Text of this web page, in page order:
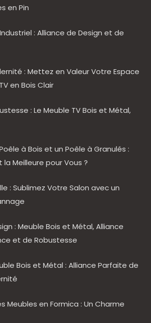
en Pin
: Alliance de Design et de
: Mettez en Valeur Votre Espace
en Bois Clair
: Le Meuble TV Bois et Métal,
à Bois et un Poêle à Granulés :
la Meilleure pour Vous ?
: Sublimez Votre Salon avec un
: Meuble Bois et Métal, Alliance
et de Robustesse
Bois et Métal : Alliance Parfaite de
Meubles en Formica : Un Charme